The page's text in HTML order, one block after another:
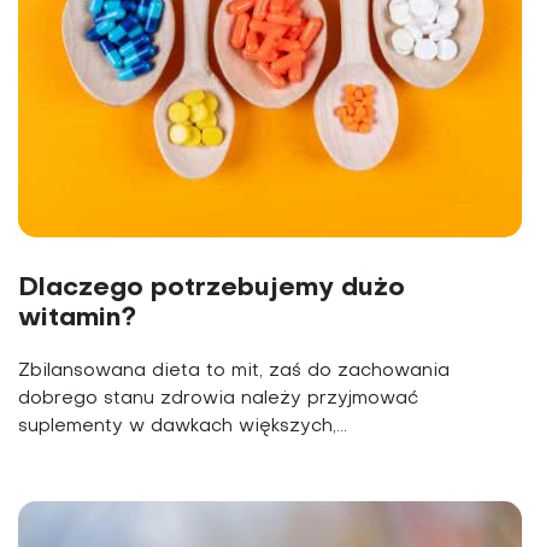
Dlaczego potrzebujemy dużo
witamin?
Zbilansowana dieta to mit, zaś do zachowania
dobrego stanu zdrowia należy przyjmować
suplementy w dawkach większych,...